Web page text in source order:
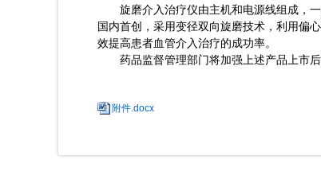
旋磨介入治疗仪由主机和电源线组成，一
国内首创，采用变径双向旋磨技术，利用偏
效提高患者血管介入治疗的成功率。
药品监督管理部门将加强上述产品上市后
附件.docx